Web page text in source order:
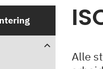
Alle